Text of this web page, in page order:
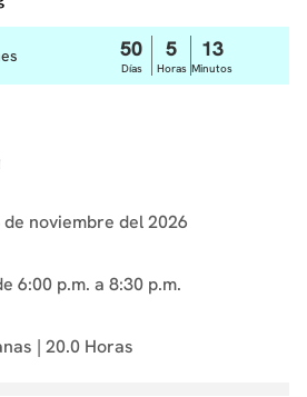
50
Días
5
Horas
13
Minutos
noviembre del 2026
6:00 p.m. a 8:30 p.m.
| 20.0 Horas